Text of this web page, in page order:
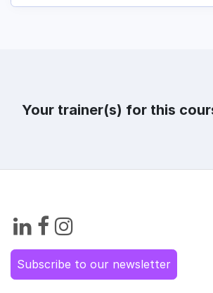
Your trainer(s) for this
Subscribe to our newsletter